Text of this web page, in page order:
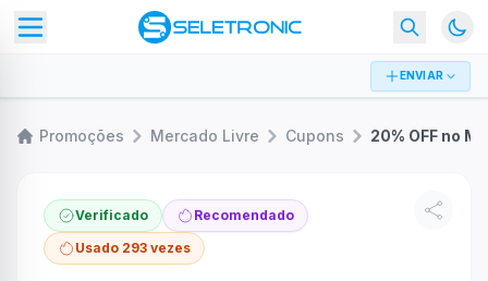
ENVIAR
Promoções Mercado Livre Cupons
Verificado
Recomendado
Usado 293 vezes